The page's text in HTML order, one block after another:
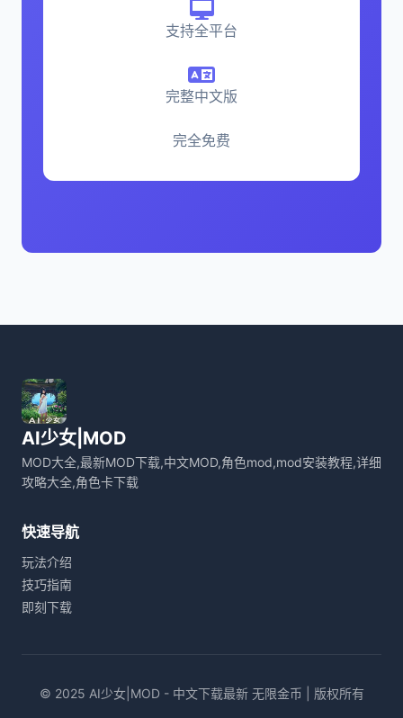
支持全平台
完整中文版
完全免费
AI少女|MOD
MOD大全,最新MOD下载,中文MOD,角色mod,mod安装教程,详细
攻略大全,角色卡下载
快速导航
玩法介绍
技巧指南
即刻下载
© 2025 AI少女|MOD - 中文下载最新 无限金币 | 版权所有